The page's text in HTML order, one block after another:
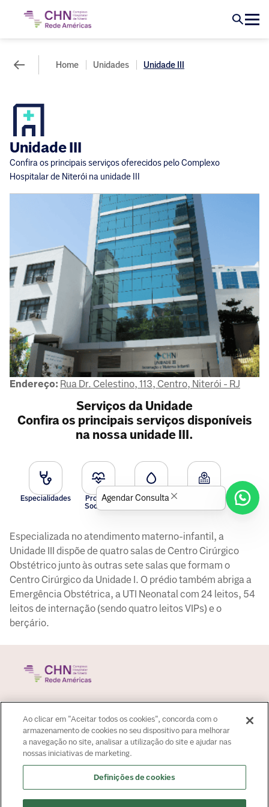
Home Unidades Unidade III
Unidade III
Confira os principais serviços oferecidos pelo Complexo
Hospitalar de Niterói na unidade III
Endereço: Rua Dr. Celestino, 113, Centro, Niterói - RJ
Serviços da Unidade
Confira os principais serviços disponíveis
na nossa unidade III.
Especialidades
Pronto-
Socorro
Exames
Especializada no atendimento materno-infantil, a
Unidade III dispõe de quatro salas de Centro Cirúrgico
Obstétrico junto às outras sete salas que formam o
Centro Cirúrgico da Unidade I. O prédio também abriga a
Emergência Obstétrica, a UTI Neonatal com 24 leitos, 54
leitos de internação (sendo quatro leitos VIPs) e o
berçário.
Agendamento:4020-0057
Sobre o hospital
Para paciente
Área do médico
Fale Conosco
Agendar Consulta
Ao clicar em "Aceitar todos os cookies", concorda com o
armazenamento de cookies no seu dispositivo para melhorar
a navegação no site, analisar a utilização do site e ajudar nas
nossas iniciativas de marketing.
Definições de cookies